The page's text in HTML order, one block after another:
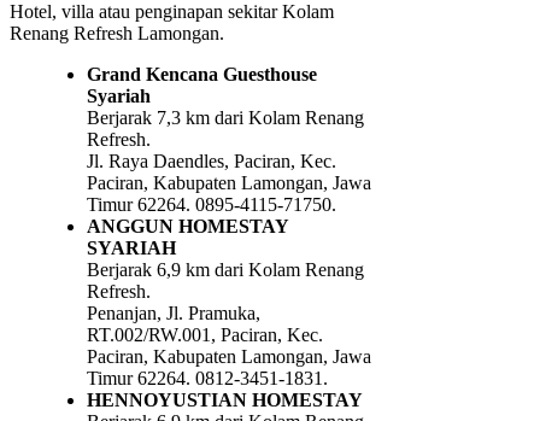
Hotel, villa atau penginapan sekitar Kolam
Renang Refresh Lamongan.
Grand Kencana Guesthouse
Syariah
Berjarak 7,3 km dari Kolam Renang
Refresh.
Jl. Raya Daendles, Paciran, Kec.
Paciran, Kabupaten Lamongan, Jawa
Timur 62264. 0895-4115-71750.
ANGGUN HOMESTAY
SYARIAH
Berjarak 6,9 km dari Kolam Renang
Refresh.
Penanjan, Jl. Pramuka,
RT.002/RW.001, Paciran, Kec.
Paciran, Kabupaten Lamongan, Jawa
Timur 62264. 0812-3451-1831.
HENNOYUSTIAN HOMESTAY